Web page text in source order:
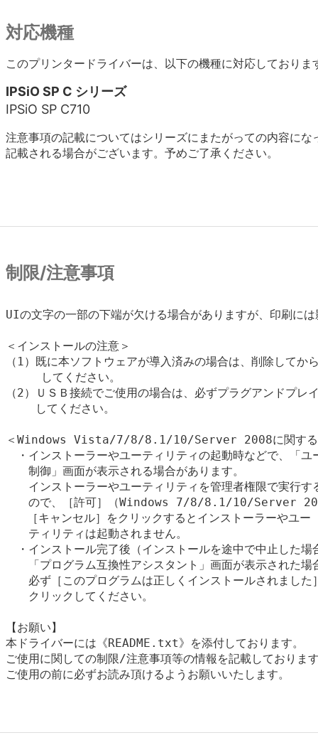
対応機種
このプリンタードライバーは、以下の機種に対応しておりま
IPSiO SP C シリーズ
IPSiO SP C710
注意事項の記載についてはシリーズにまたがっての内容に
記載される場合がございます。予めご了承ください。
制限/注意事項
UIの文字の一部の下端が欠ける場合がありますが、印刷に
＜インストールの注意＞
（1）既に本ソフトウェアが導入済みの場合は、削除してか
     してください。
（2）ＵＳＢ接続でご使用の場合は、必ずプラグアンドプレ
してください。
＜Windows Vista/7/8/8.1/10/Server 2008に関する
・インストーラーやユーティリティの起動時などで、「ユ
制御」画面が表示される場合があります。
インストーラーやユーティリティを管理者権限で実行す
ので、［許可］（Windows 7/8/8.1/10/Server 2008
   ［キャンセル］をクリックするとインストーラーやユー
ティリティは起動されません。
・インストール完了後（インストールを途中で中止した場
「プログラム互換性アシスタント」画面が表示された場
必ず［このプログラムは正しくインストールされました
クリックしてください。
【お願い】
本ドライバーには《README.txt》を添付しております。
ご使用に関しての制限/注意事項等の情報を記載しておりま
ご使用の前に必ずお読み頂けるようお願いいたします。